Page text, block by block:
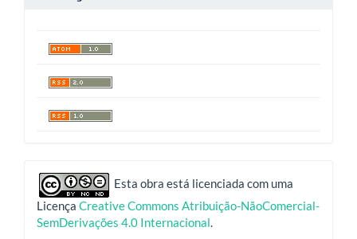
indexadoresEsta obra está licenciada com uma
Licença Creative Commons Atribuição-NãoComercial-
SemDerivações 4.0 Internacional.